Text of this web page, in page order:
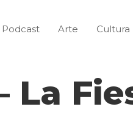
Podcast Arte Cultura
La